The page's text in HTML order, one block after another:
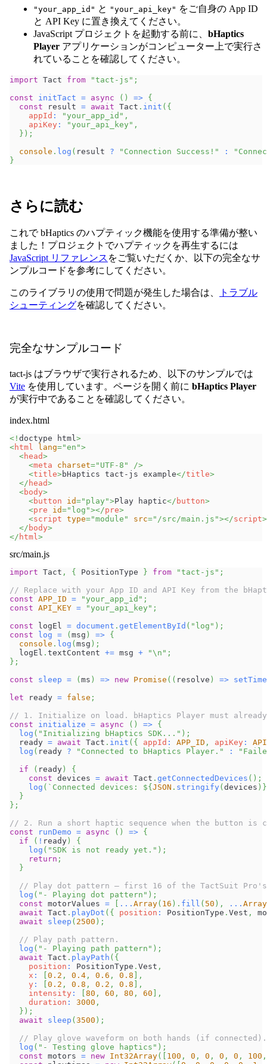
"your_app_id" と "your_api_key" をご自身の App ID
と API Key に置き換えてください。
JavaScript プロジェクトを起動する前に、 bHaptics
Player アプリケーションがコンピューター上で実行さ
れていることを確認してください。
import Tact from "tact-js" ;
const
initTact = async ( ) => {
const result = await Tact . init ( {
appId : "your_app_id" ,
apiKey : "your_api_key" ,
} ) ;
console . log ( result ? "Connection Success!" :
}
さらに読む
これで bHaptics のハプティック機能を使用する準備が整い
ました！プロジェクトでハプティックを再生するには
JavaScript リファレンス をご覧いただくか、以下の完全なサ
ンプルコードを参考にしてください。
このライブラリの使用で問題が発生した場合は、
トラブル
シューティングを確認してください。
完全なサンプルコード
tact-js はブラウザで実行されるため、以下のサンプルでは
Vite を使用しています。ページを開く前に bHaptics Player
が実行中であることを確認してください。
index.html
<! doctype html >
<html lang="en ">
<head>
<meta charset=" UTF-8 "
/>
<title>bHaptics tact-js example</title>
</ head>
<body>
<button id=" play ">Play haptic</ button>
<pre id=" log "></pre>
<script type="module " src=" /src/main.js "></script>
</ body>
</ html >
src/main.js
import Tact , { PositionType } from "tact-js" ;
// Replace with your App ID and API Key from the
const APP_ID = "your_app_id" ;
const API_KEY = "your_api_key" ;
const logEl = document . getElementById ( "log" ) ;
const
log = (msg ) => {
console . log (msg ) ;
  logEl
. textContent += msg + "\n" ;
} ;
const
sleep = (ms ) => new Promise ( ( resolve ) =>
let ready = false ;
// 1. Initialize on load. bHaptics Player must
const
initialize = async ( ) => {
log ( "Initializing bHaptics SDK..." ) ;
  ready
= await Tact . init ( { appId : APP_ID , apiKey :
log ( ready ? "Connected to bHaptics Player." :
if
( ready)
{
const devices = await Tact . getConnectedDevices ( ) ;
log ( ` Connected devices: ${JSON . stringify(devices ) }
}
} ;
// 2. Run a short haptic sequence when the button is
const
runDemo = async ( ) => {
if
( ! ready)
{
log ( "SDK is not ready yet." ) ;
return ;
}
// Play dot pattern — first 16 of the TactSuit Pro's
log ( "- Playing dot pattern" ) ;
const motorValues = [ ... Array( 16 ) . fill ( 50 ) , ... Array
await Tact . playDot ( { position : PositionType . Vest ,
await
sleep ( 2500 ) ;
// Play path pattern.
log ( "- Playing path pattern" ) ;
await Tact . playPath ( {
position : PositionType . Vest ,
x : [0.2 , 0.4 , 0.6 , 0.8 ] ,
y : [0.2 , 0.8 , 0.2 , 0.8 ] ,
intensity : [80 , 60 , 80 , 60 ] ,
duration : 3000 ,
} ) ;
await
sleep (3500 ) ;
// Play glove waveform on both hands (if connected).
log ( "- Testing glove haptics" ) ;
const motors = new Int32Array( [ 100 , 0 , 0 , 0 , 0 , 100 ,